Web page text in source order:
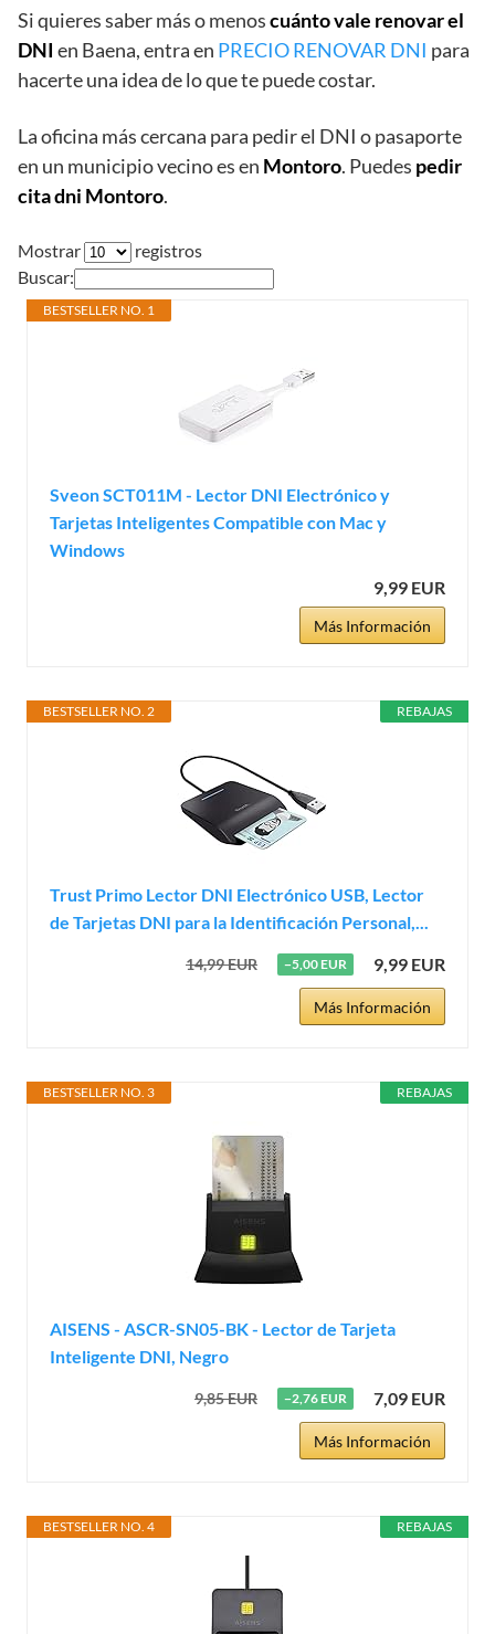
Si quieres saber más o menoscuánto vale renovar el
DNI en Baena, entra en PRECIO RENOVAR DNI para
hacerte una idea de lo que te puede costar.
La oficina más cercana para pedir el DNI o pasaporte
en un municipio vecino es en Montoro. Puedes pedir
cita dni Montoro.
Mostrar
registros
Buscar:
BESTSELLER NO. 1
Sveon SCT011M - Lector DNI Electrónico y
Tarjetas Inteligentes Compatible con Mac y
Windows
9,99 EUR
Más Información
REBAJAS
BESTSELLER NO. 2
Trust Primo Lector DNI Electrónico USB, Lector
de Tarjetas DNI para la Identificación Personal,...
14,99 EUR −5,00 EUR 9,99 EUR
Más Información
REBAJAS
BESTSELLER NO. 3
AISENS - ASCR-SN05-BK - Lector de Tarjeta
Inteligente DNI, Negro
9,85 EUR −2,76 EUR 7,09 EUR
Más Información
REBAJAS
BESTSELLER NO. 4